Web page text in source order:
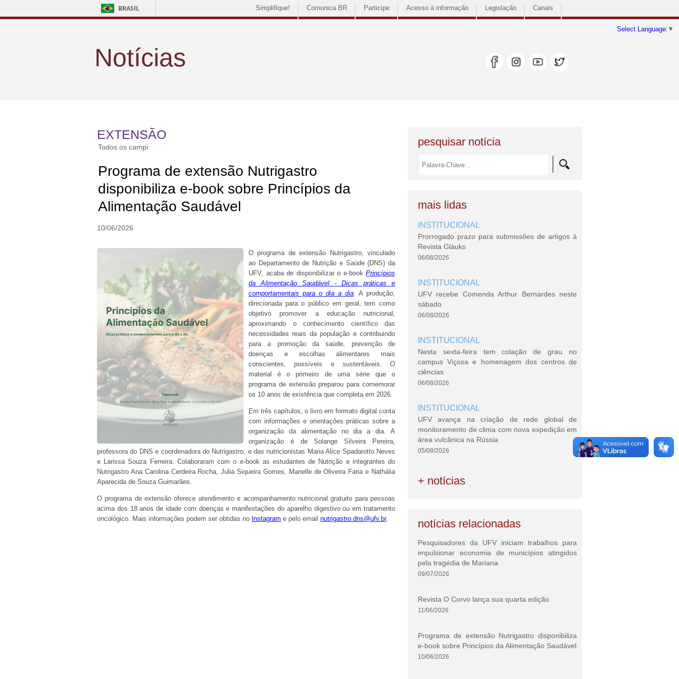
BRASIL Simplifique! Comunica BR Participe Acesso à informação Legislação Canais
Select Language ▼
Notícias
EXTENSÃO
Todos os campi
Programa de extensão Nutrigastro
disponibiliza e-book sobre Princípios da
Alimentação Saudável
10/06/2026
O programa de extensão Nutrigastro, vinculado
ao Departamento de Nutrição e Saúde (DNS) da
UFV, acaba de disponibilizar o e-book Princípios
da Alimentação Saudável - Dicas práticas e
comportamentais para o dia a dia. A produção,
direcionada para o público em geral, tem como
objetivo promover a educação nutricional,
aproximando o conhecimento científico das
necessidades reais da população e contribuindo
para a promoção da saúde, prevenção de
doenças e escolhas alimentares mais
conscientes, possíveis e sustentáveis. O
material é o primeiro de uma série que o
programa de extensão preparou para comemorar
os 10 anos de existência que completa em 2026.
Em três capítulos, o livro em formato digital conta
com informações e orientações práticas sobre a
organização da alimentação no dia a dia. A
organização é de Solange Silveira Pereira,
professora do DNS e coordenadora do Nutrigastro, e das nutricionistas Maria Alice Spadarotto Neves
e Larissa Souza Ferreira. Colaboraram com o e-book as estudantes de Nutrição e integrantes do
Nutrigastro Ana Carolina Cerdeira Rocha, Julia Siqueira Gomes, Marielle de Oliveira Faria e Nathália
Aparecida de Souza Guimarães.
O programa de extensão oferece atendimento e acompanhamento nutricional gratuito para pessoas
acima dos 18 anos de idade com doenças e manifestações do aparelho digestivo ou em tratamento
oncológico. Mais informações podem ser obtidas no Instagram e pelo email nutrigastro.dns@ufv.br.
pesquisar notícia
mais lidas
INSTITUCIONAL
Prorrogado prazo para submissões de artigos à
Revista Gláuks
06/08/2026
INSTITUCIONAL
UFV recebe Comenda Arthur Bernardes neste
sábado
06/08/2026
INSTITUCIONAL
Nesta sexta-feira tem colação de grau no
campus Viçosa e homenagem dos centros de
ciências
06/08/2026
INSTITUCIONAL
UFV avança na criação de rede global de
monitoramento de clima com nova expedição em
área vulcânica na Rússia
05/08/2026
+ notícias
notícias relacionadas
Pesquisadores da UFV iniciam trabalhos para
impulsionar economia de municípios atingidos
pela tragédia de Mariana
09/07/2026
Revista O Corvo lança sua quarta edição
11/06/2026
Programa de extensão Nutrigastro disponibiliza
e-book sobre Princípios da Alimentação Saudável
10/06/2026